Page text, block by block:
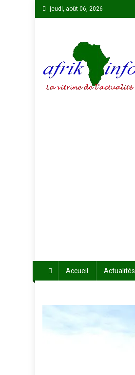
Skip
to
jeudi, août 06, 2026
Accueil Actualités